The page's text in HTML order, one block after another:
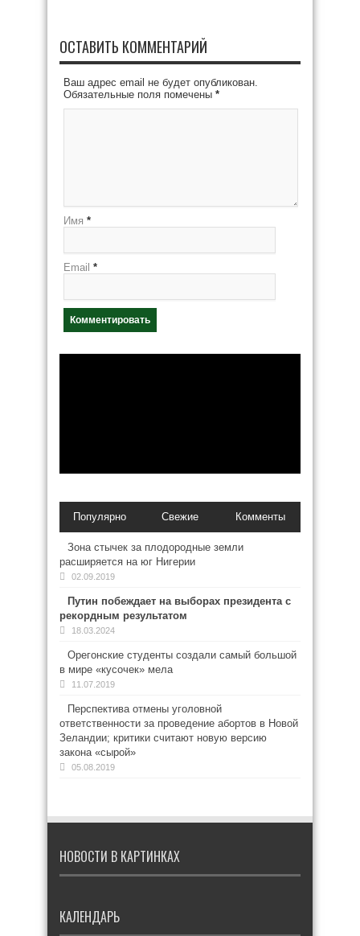
ОСТАВИТЬ КОММЕНТАРИЙ
Ваш адрес email не будет опубликован.
Обязательные поля помечены *
Имя *
Email *
Популярно Свежие Комменты
Зона стычек за плодородные земли
расширяется на юг Нигерии
02.09.2019
Путин побеждает на выборах президента с
рекордным результатом
18.03.2024
Орегонские студенты создали самый большой
в мире «кусочек» мела
11.07.2019
Перспектива отмены уголовной
ответственности за проведение абортов в Новой
Зеландии; критики считают новую версию
закона «сырой»
05.08.2019
НОВОСТИ В КАРТИНКАХ
КАЛЕНДАРЬ